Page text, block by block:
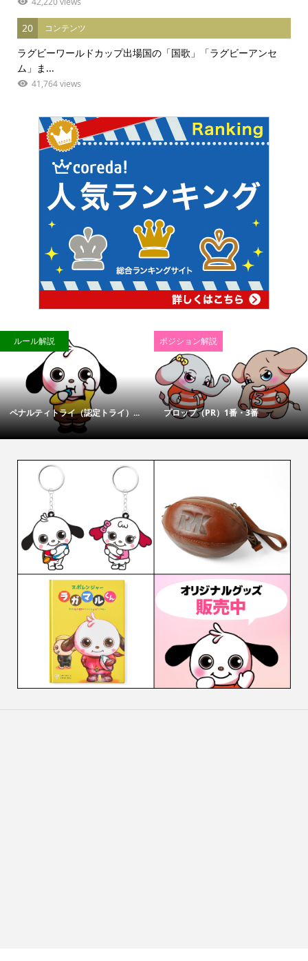
20 コンテンツ
ラグビーワールドカップ出場国の「国歌」「ラグビーアンセ
ム」ま...
41,764 views
ルール解説
ペナルティトライ（認定トライ）...
ポジション解説
プロップ（PR）1番・3番